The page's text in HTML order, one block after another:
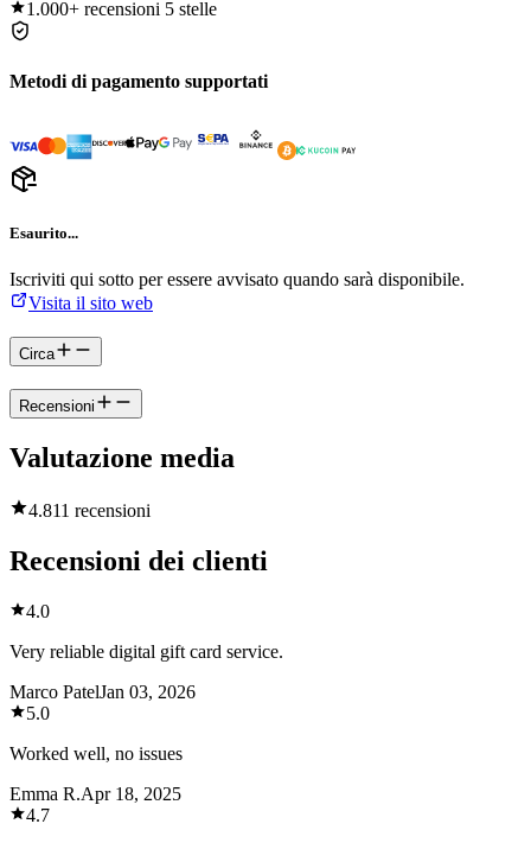
1.000+ recensioni 5 stelle
Metodi di pagamento supportati
Esaurito...
Iscriviti qui sotto per essere avvisato quando sarà disponibile.
Visita il sito web
Circa
Recensioni
Valutazione media
4.811 recensioni
Recensioni dei clienti
4.0
Very reliable digital gift card service.
Marco PatelJan 03, 2026
5.0
Worked well, no issues
Emma R.Apr 18, 2025
4.7